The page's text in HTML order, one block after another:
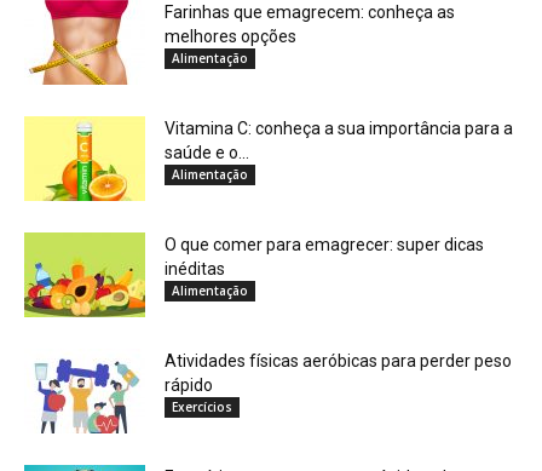
Farinhas que emagrecem: conheça as
melhores opções
Alimentação
Vitamina C: conheça a sua importância para a
saúde e o...
Alimentação
O que comer para emagrecer: super dicas
inéditas
Alimentação
Atividades físicas aeróbicas para perder peso
rápido
Exercícios